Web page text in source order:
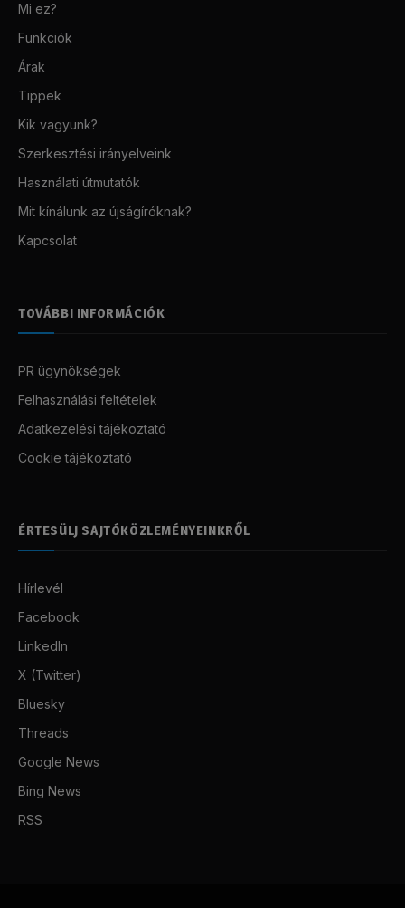
Mi ez?
Funkciók
Árak
Tippek
Kik vagyunk?
Szerkesztési irányelveink
Használati útmutatók
Mit kínálunk az újságíróknak?
Kapcsolat
TOVÁBBI INFORMÁCIÓK
PR ügynökségek
Felhasználási feltételek
Adatkezelési tájékoztató
Cookie tájékoztató
ÉRTESÜLJ SAJTÓKÖZLEMÉNYEINKRŐL
Hírlevél
Facebook
LinkedIn
X (Twitter)
Bluesky
Threads
Google News
Bing News
RSS